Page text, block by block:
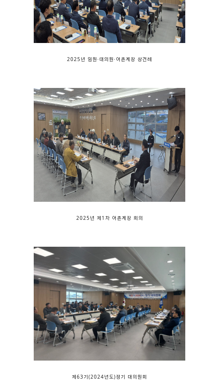
2025년 임원·대의원·어촌계장 상견례
2025년 제1차 어촌계장 회의
제63기(2024년도)정기 대의원회